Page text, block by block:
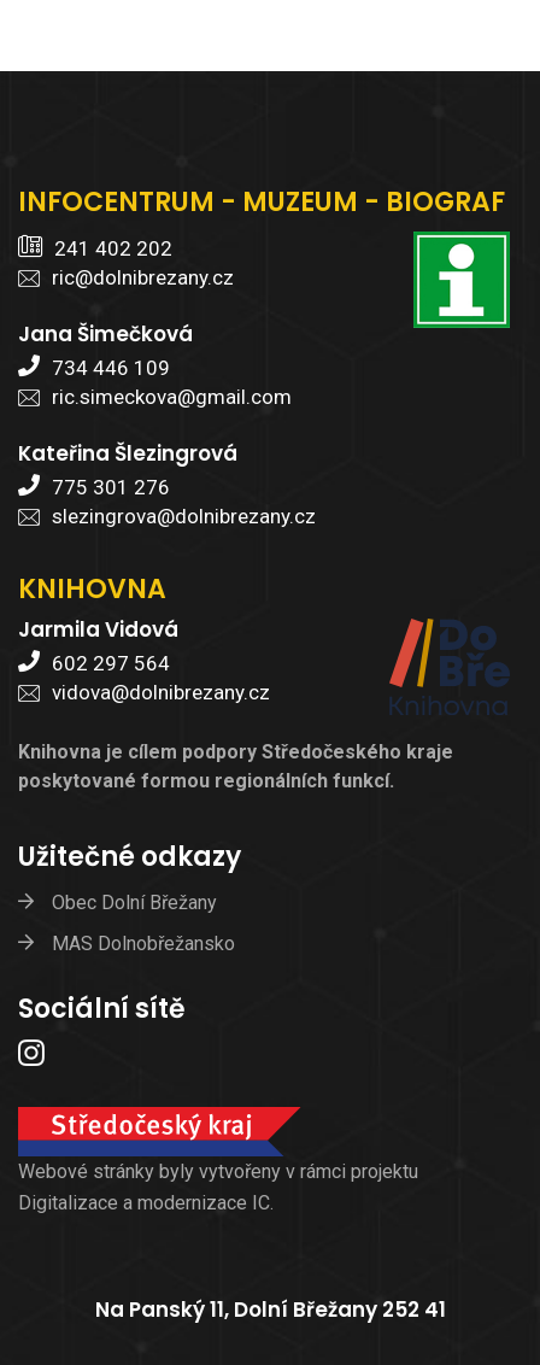
INFOCENTRUM - MUZEUM - BIOGRAF
241 402 202
ric@dolnibrezany.cz
Jana Šimečková
734 446 109
ric.simeckova@gmail.com
Kateřina Šlezingrová
775 301 276
slezingrova@dolnibrezany.cz
KNIHOVNA
Jarmila Vidová
602 297 564
vidova@dolnibrezany.cz
Knihovna je cílem podpory Středočeského kraje
poskytované formou regionálních funkcí.
Užitečné odkazy
Obec Dolní Břežany
MAS Dolnobřežansko
Sociální sítě
Webové stránky byly vytvořeny v rámci projektu
Digitalizace a modernizace IC.
Na Panský 11, Dolní Břežany 252 41